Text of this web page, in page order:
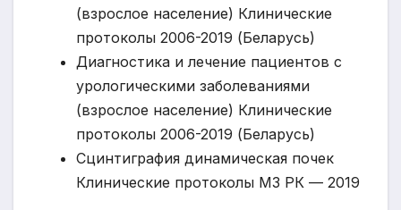
(взрослое население) Клинические
протоколы 2006-2019 (Беларусь)
Диагностика и лечение пациентов с
урологическими заболеваниями
(взрослое население) Клинические
протоколы 2006-2019 (Беларусь)
Сцинтиграфия динамическая почек
Клинические протоколы МЗ РК — 2019